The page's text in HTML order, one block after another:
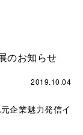
のお知らせ
2019.10.04
企業魅力発信イ